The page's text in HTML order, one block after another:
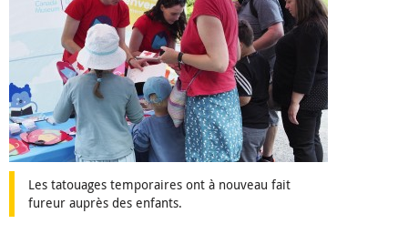
Les tatouages temporaires ont à nouveau fait
fureur auprès des enfants.